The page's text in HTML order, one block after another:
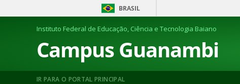
BRASIL
Instituto Federal de Educação, Ciência e Tecnologia Baiano
Campus Guanambi
IR PARA O PORTAL PRINCIPAL